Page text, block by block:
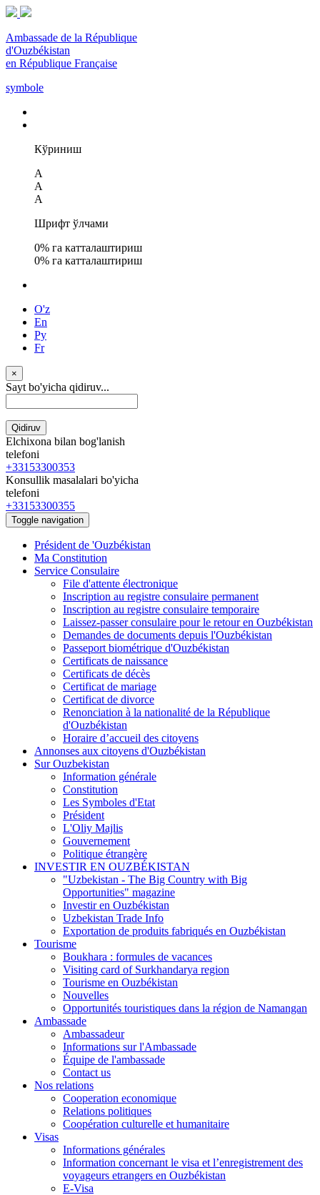
Ambassade de la République
d'Ouzbékistan
en République Française
symbole
Кўриниш
A
A
A
Шрифт ўлчами
0% га катталаштириш
0% га катталаштириш
O'z
En
Ру
Fr
×
Sayt bo'yicha qidiruv...
Qidiruv
Elchixona bilan bog'lanish
telefoni
+33153300353
Konsullik masalalari bo'yicha
telefoni
+33153300355
Toggle navigation
Président de 'Ouzbékistan
Ma Constitution
Service Consulaire
File d'attente électronique
Inscription au registre consulaire permanent
Inscription au registre consulaire temporaire
Laissez-passer consulaire pour le retour en Ouzbékistan
Demandes de documents depuis l'Ouzbékistan
Passeport biométrique d'Ouzbékistan
Certificats de naissance
Certificats de décès
Certificat de mariage
Certificat de divorce
Renonciation à la nationalité de la République
d'Ouzbékistan
Horaire d’accueil des citoyens
Annonses aux citoyens d'Ouzbékistan
Sur Ouzbekistan
Information générale
Constitution
Les Symboles d'Etat
Président
L'Oliy Majlis
Gouvernement
Politique étrangère
INVESTIR EN OUZBÉKISTAN
"Uzbekistan - The Big Country with Big
Opportunities" magazine
Investir en Ouzbékistan
Uzbekistan Trade Info
Exportation de produits fabriqués en Ouzbékistan
Tourisme
Boukhara : formules de vacances
Visiting card of Surkhandarya region
Tourisme en Ouzbékistan
Nouvelles
Opportunités touristiques dans la région de Namangan
Ambassade
Ambassadeur
Informations sur l'Ambassade
Équipe de l'ambassade
Contact us
Nos relations
Cooperation economique
Relations politiques
Coopération culturelle et humanitaire
Visas
Informations générales
Information concernant le visa et l’enregistrement des
voyageurs etrangers en Ouzbékistan
E-Visa